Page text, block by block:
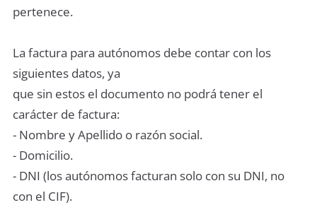
pertenece.
La factura para autónomos debe contar con los
siguientes datos, ya
que sin estos el documento no podrá tener el
carácter de factura:
- Nombre y Apellido o razón social.
- Domicilio.
- DNI (los autónomos facturan solo con su DNI, no
con el CIF).